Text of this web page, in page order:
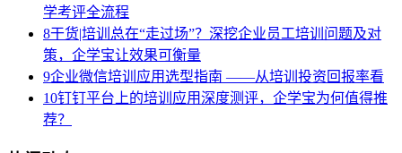
学考评全流程
8干货|培训总在“走过场”？深挖企业员工培训问题及对
策，企学宝让效果可衡量
9企业微信培训应用选型指南 ——从培训投资回报率看
10钉钉平台上的培训应用深度测评，企学宝为何值得推
荐？